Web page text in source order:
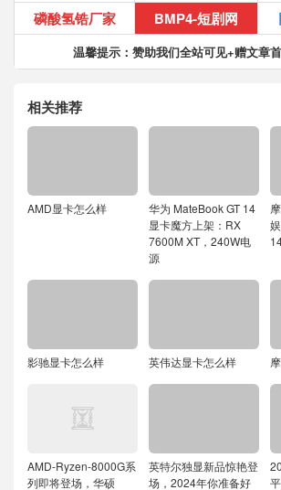
磷酸氢锆厂家
BMP4-短剧网
温馨提示：赞助我们全站可见+赠文章
相关推荐
AMD显卡怎么样
华为 MateBook GT 14
显卡魔方上架：RX
7600M XT，240W电
源
影驰显卡怎么样 英伟达显卡怎么样
AMD-Ryzen-8000G系
列即将登场，华硕
英特尔独显新品惊艳登
场，2024年你准备好